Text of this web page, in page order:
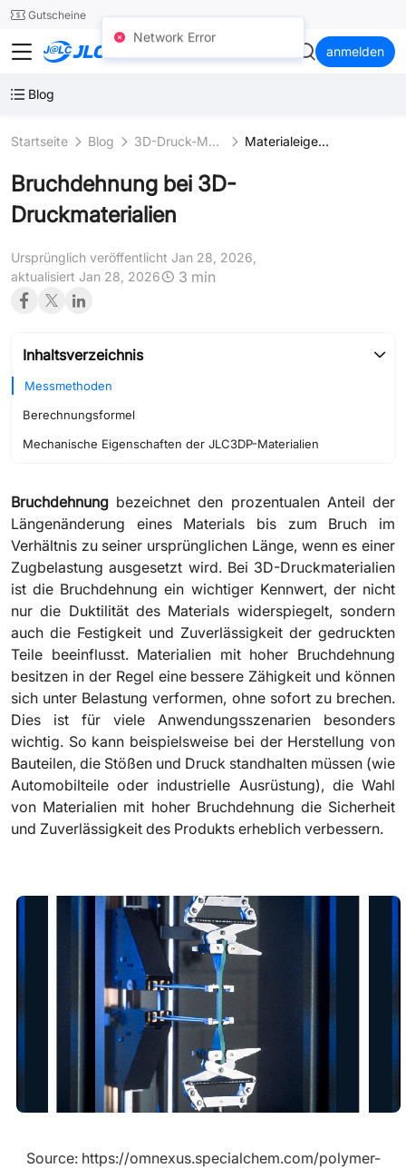
24SMTGutscheine
JLC3DP anmelden
Blog
Startseite Blog 3D-Druck-Materialien Materialeigenschaften
Bruchdehnung bei 3D-
Druckmaterialien
Ursprünglich veröffentlicht Jan 28, 2026,
aktualisiert Jan 28, 2026
3 min
Inhaltsverzeichnis
Messmethoden
Berechnungsformel
Mechanische Eigenschaften der JLC3DP-Materialien
Bruchdehnung bezeichnet den prozentualen Anteil der
Längenänderung eines Materials bis zum Bruch im
Verhältnis zu seiner ursprünglichen Länge, wenn es einer
Zugbelastung ausgesetzt wird. Bei 3D-Druckmaterialien
ist die Bruchdehnung ein wichtiger Kennwert, der nicht
nur die Duktilität des Materials widerspiegelt, sondern
auch die Festigkeit und Zuverlässigkeit der gedruckten
Teile beeinflusst. Materialien mit hoher Bruchdehnung
besitzen in der Regel eine bessere Zähigkeit und können
sich unter Belastung verformen, ohne sofort zu brechen.
Dies ist für viele Anwendungsszenarien besonders
wichtig. So kann beispielsweise bei der Herstellung von
Bauteilen, die Stößen und Druck standhalten müssen (wie
Automobilteile oder industrielle Ausrüstung), die Wahl
von Materialien mit hoher Bruchdehnung die Sicherheit
und Zuverlässigkeit des Produkts erheblich verbessern.
Source: https://omnexus.specialchem.com/polymer-
Network Error